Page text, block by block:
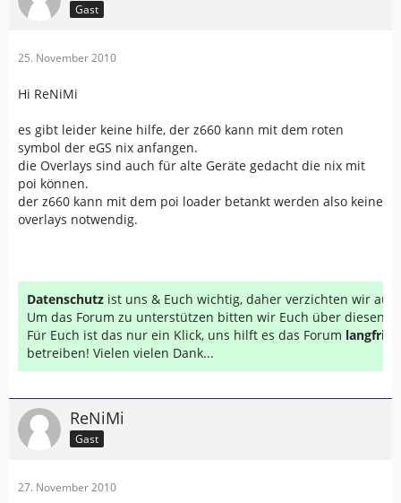
Gast
25. November 2010
Hi ReNiMi
es gibt leider keine hilfe, der z660 kann mit dem roten
symbol der eGS nix anfangen.
die Overlays sind auch für alte Geräte gedacht die nix mit
poi können.
der z660 kann mit dem poi loader betankt werden also keine
overlays notwendig.
Datenschutz ist uns & Euch wichtig, daher verzichten wir auf
Um das Forum zu unterstützen bitten wir Euch über diesen
Für Euch ist das nur ein Klick, uns hilft es das Forum
betreiben! Vielen vielen Dank...
ReNiMi
Gast
27. November 2010